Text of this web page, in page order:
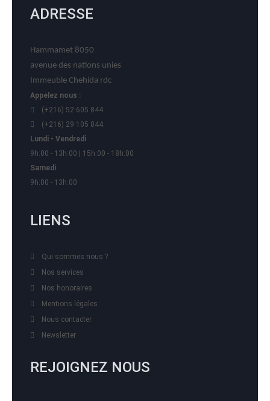
ADRESSE
Hammamet 8050
avenue des nations unies
Immeuble Chehida rdc
Appelez nous :
(+216) 52 605 844
(+216) 29 105 844
Lundi - Vendredi
9h:00 - 13h:00 | 15h:00 - 18h:00
Samedi
9h:00 - 13h:00
LIENS
Qui sommes nous ?
Nos services
Nos honoraires
Mentions légales
Nous contacter
Newsletter
REJOIGNEZ NOUS